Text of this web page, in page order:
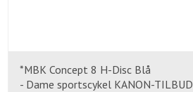
*MBK Concept 8 H-Disc Blå
- Dame sportscykel KANON-TILBUD